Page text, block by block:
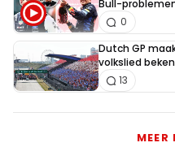
Bull-
0
Dutch GP
volkslied
13